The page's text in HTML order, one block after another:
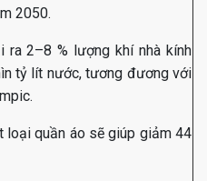
2050.
ra 2–8 % lượng khí nhà kính
tỷ lít nước, tương đương với
quần áo sẽ giúp giảm 44